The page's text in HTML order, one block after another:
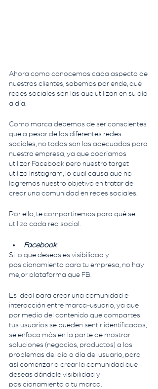
Ahora como conocemos cada aspecto de
nuestros clientes, sabemos por ende, qué
redes sociales son las que utilizan en su día
a día.
Como marca debemos de ser conscientes
que a pesar de las diferentes redes
sociales, no todas son las adecuadas para
nuestra empresa, ya que podríamos
utilizar Facebook pero nuestro target
utiliza Instagram, lo cual causa que no
logremos nuestro objetivo en tratar de
crear una comunidad en redes sociales.
Por ello, te compartiremos para qué se
utiliza cada red social.
Facebook
Si lo que deseas es visibilidad y
posicionamiento para tu empresa, no hay
mejor plataforma que FB.
Es ideal para crear una comunidad e
interacción entre marca-usuario, ya que
por medio del contenido que compartes
tus usuarios se pueden sentir identificados,
se enfoca más en la parte de mostrar
soluciones (negocios, productos) a los
problemas del día a día del usuario, para
así comenzar a crear la comunidad que
deseas dándole visibilidad y
posicionamiento a tu marca.